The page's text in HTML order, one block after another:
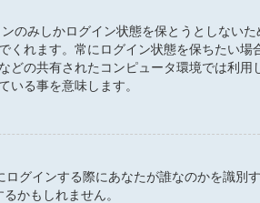
のみしかログイン状態を保とうとしないた
くれます。常にログイン状態を保ちたい場
の共有されたコンピュータ環境では利用
る事を意味します。
グインする際にあなたが誰なのかを識別
かもしれません。